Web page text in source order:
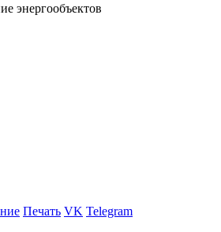
энергообъектов
Печать VK Telegram